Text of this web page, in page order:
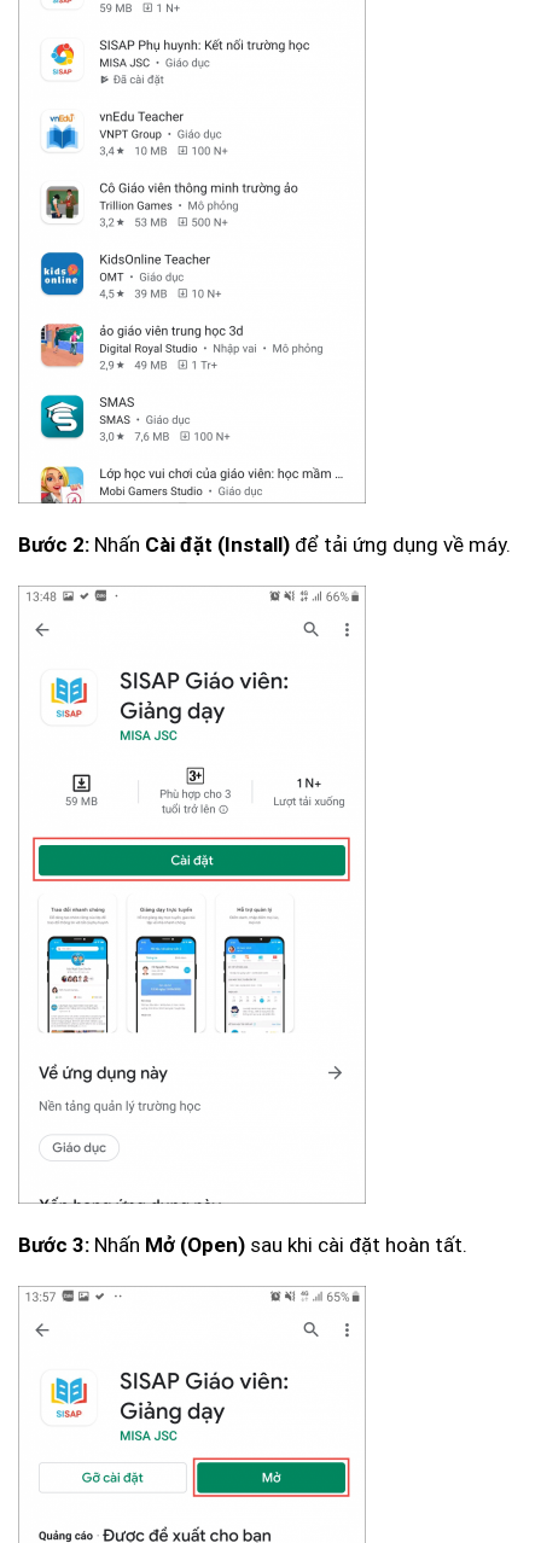
Bước 2: Nhấn Cài đặt (Install) để tải ứng dụng về máy.
Bước 3: Nhấn Mở (Open) sau khi cài đặt hoàn tất.